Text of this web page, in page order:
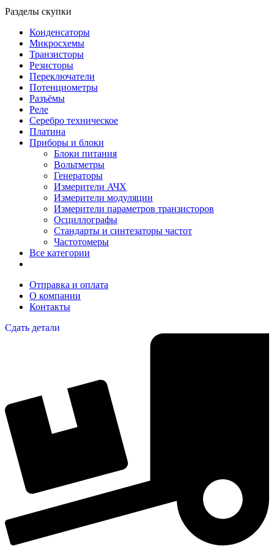
Разделы скупки
Конденсаторы
Микросхемы
Транзисторы
Резисторы
Переключатели
Потенциометры
Разъёмы
Реле
Серебро техническое
Платина
Приборы и блоки
Блоки питания
Вольтметры
Генераторы
Измерители АЧХ
Измерители модуляции
Измерители параметров транзисторов
Осциллографы
Стандарты и синтезаторы частот
Частотомеры
Все категории
Отправка и оплата
О компании
Контакты
Сдать детали